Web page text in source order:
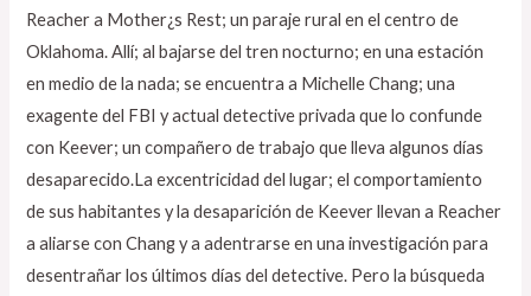
Reacher a Mother¿s Rest; un paraje rural en el centro de
Oklahoma. Allí; al bajarse del tren nocturno; en una estación
en medio de la nada; se encuentra a Michelle Chang; una
exagente del FBI y actual detective privada que lo confunde
con Keever; un compañero de trabajo que lleva algunos días
desaparecido.La excentricidad del lugar; el comportamiento
de sus habitantes y la desaparición de Keever llevan a Reacher
a aliarse con Chang y a adentrarse en una investigación para
desentrañar los últimos días del detective. Pero la búsqueda